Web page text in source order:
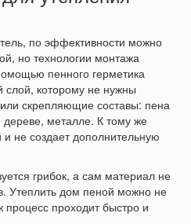
по эффективности можно
но технологии монтажа
пенного герметика
которому не нужны
скрепляющие составы: пена
металле. К тому же
не создает дополнительную
грибок, а сам материал не
Утеплить дом пеной можно не
процесс проходит быстро и